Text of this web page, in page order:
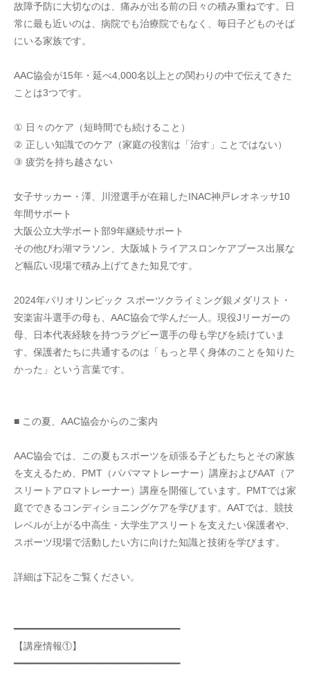
故障予防に大切なのは、痛みが出る前の日々の積み重ねです。日
常に最も近いのは、病院でも治療院でもなく、毎日子どものそば
にいる家族です。
AAC協会が15年・延べ4,000名以上との関わりの中で伝えてきた
ことは3つです。
① 日々のケア（短時間でも続けること）
② 正しい知識でのケア（家庭の役割は「治す」ことではない）
③ 疲労を持ち越さない
女子サッカー・澤、川澄選手が在籍したINAC神戸レオネッサ10
年間サポート
大阪公立大学ボート部9年継続サポート
その他びわ湖マラソン、大阪城トライアスロンケアブース出展な
ど幅広い現場で積み上げてきた知見です。
2024年パリオリンピック スポーツクライミング銀メダリスト・
安楽宙斗選手の母も、AAC協会で学んだ一人。現役Jリーガーの
母、日本代表経験を持つラグビー選手の母も学びを続けていま
す。保護者たちに共通するのは「もっと早く身体のことを知りた
かった」という言葉です。
■ この夏、AAC協会からのご案内
AAC協会では、この夏もスポーツを頑張る子どもたちとその家族
を支えるため、PMT（パパママトレーナー）講座およびAAT（ア
スリートアロマトレーナー）講座を開催しています。PMTでは家
庭でできるコンディショニングケアを学びます。AATでは、競技
レベルが上がる中高生・大学生アスリートを支えたい保護者や、
スポーツ現場で活動したい方に向けた知識と技術を学びます。
詳細は下記をご覧ください。
━━━━━━━━━━━━━━━━━━━━━━━━━━━━━━
【講座情報①】
━━━━━━━━━━━━━━━━━━━━━━━━━━━━━━